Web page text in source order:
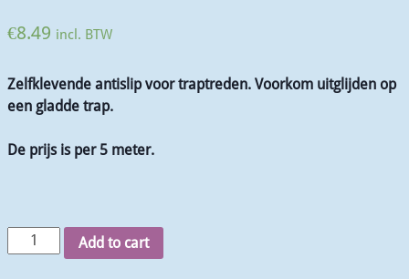
€8.49 incl. BTW
Zelfklevende antislip voor traptreden. Voorkom uitglijden op
een gladde trap.
De prijs is per 5 meter.
Add to cart